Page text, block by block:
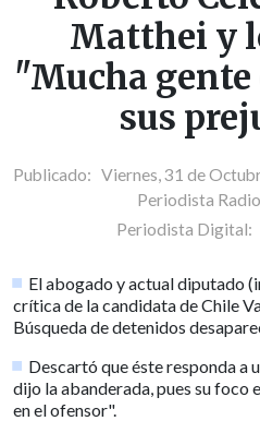
Matthei y
"Mucha gente
sus
Publicado: Viernes, 31 de
Periodista
Periodista Digital:
El abogado y actual diputado
crítica de la candidata de Chile
Búsqueda de detenidos
Descartó que éste responda a
dijo la abanderada, pues su foco
en el ofensor".